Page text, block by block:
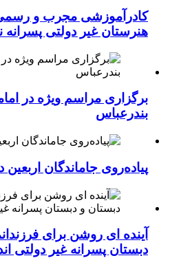
کادرآموزشی مجرب و
هنرستان غیر دولتی پسرانه
برگزاری مراسم ویژه در
بندرعباس
پیاده‌روی جاماندگان
آینده ای روشن برای
دبستان پسرانه غیر دولتی